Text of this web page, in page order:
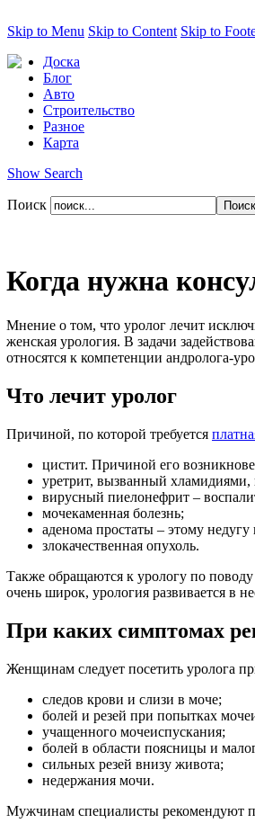
Skip to Menu Skip to Content Skip to
Доска
Блог
Авто
Строительство
Разное
Карта
Show Search
Поиск
Когда нужна
Мнение о том, что уролог лечит
женская урология. В задачи
относятся к компетенции андролога-
Что лечит уролог
Причиной, по которой требуется
цистит. Причиной его
уретрит, вызванный
вирусный пиелонефрит –
мочекаменная болезнь;
аденома простаты – этому
злокачественная опухоль.
Также обращаются к урологу по
очень широк, урология развивается в
При каких симптомах
Женщинам следует посетить уролога
следов крови и слизи в моче;
болей и резей при попытках
учащенного мочеиспускания;
болей в области поясницы и
сильных резей внизу живота;
недержания мочи.
Мужчинам специалисты рекомендуют